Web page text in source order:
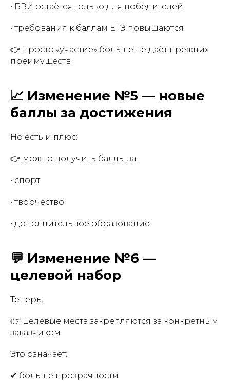
• БВИ остаётся только для победителей
• требования к баллам ЕГЭ повышаются
👉 просто «участие» больше не даёт прежних
преимуществ
📈 Изменение №5 — новые
баллы за достижения
Но есть и плюс:
👉 можно получить баллы за:
• спорт
• творчество
• дополнительное образование
💬 Изменение №6 —
целевой набор
Теперь:
👉 целевые места закрепляются за конкретным
заказчиком
Это означает:
✔ больше прозрачности